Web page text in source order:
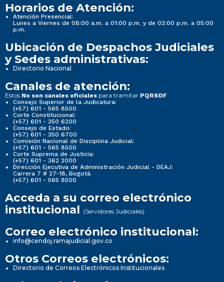
Horarios de Atención:
Atención Presencial:
Lunes a Viernes de 08:00 a.m. a 01:00 p.m. y de 02:00 p.m. a 05:00
p.m.
Ubicación de Despachos Judiciales
y Sedes administrativas:
Directorio Nacional
Canales de atención:
Estos No son canales oficiales para tramitar PQRSDF
Consejo Superior de la Judicatura:
(+57) 601 - 565 8500
Corte Constitucional:
(+57) 601 - 350 6200
Consejo de Estado:
(+57) 601 - 350 6700
Comisión Nacional de Disciplina Judicial:
(+57) 601 - 565 8500
Corte Suprema de Justicia:
(+57) 601 - 362 2000
Dirección Ejecutiva de Administración Judicial - DEAJ:
Carrera 7 # 27-18, Bogotá
(+57) 601 - 565 8500
Acceda a su correo electrónico
institucional (Servidores Judiciales)
Correo electrónico institucional:
info@cendoj.ramajudicial.gov.co
Otros Correos electrónicos:
Directorio de Correos Electrónicos Institucionales